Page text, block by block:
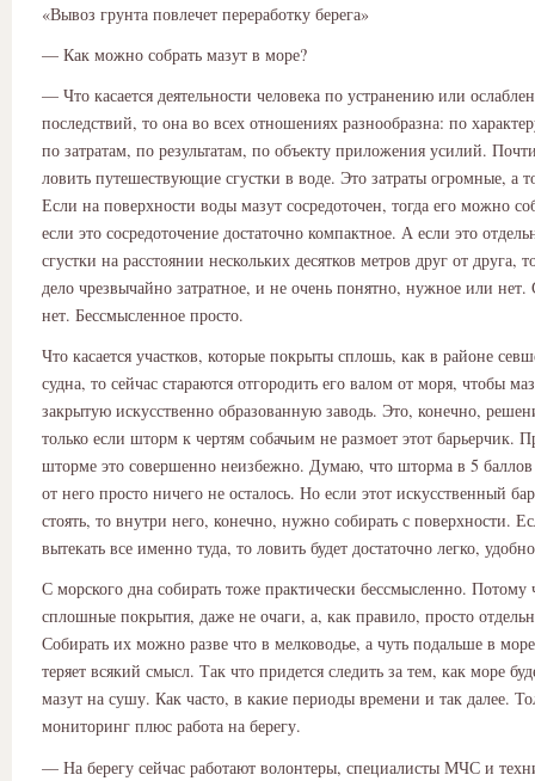
«Вывоз грунта повлечет переработку берега»
— Как можно собрать мазут в море?
— Что касается деятельности человека по устранению или
последствий, то она во всех отношениях разнообразна: по
по затратам, по результатам, по объекту приложения усилий.
ловить путешествующие сгустки в воде. Это затраты огромные, а
Если на поверхности воды мазут сосредоточен, тогда его можно
если это сосредоточение достаточно компактное. А если это
сгустки на расстоянии нескольких десятков метров друг от друга,
дело чрезвычайно затратное, и не очень понятно, нужное или нет.
нет. Бессмысленное просто.
Что касается участков, которые покрыты сплошь, как в районе
судна, то сейчас стараются отгородить его валом от моря, чтобы
закрытую искусственно образованную заводь. Это, конечно,
только если шторм к чертям собачьим не размоет этот барьерчик.
шторме это совершенно неизбежно. Думаю, что шторма в 5 баллов
от него просто ничего не осталось. Но если этот искусственный
стоять, то внутри него, конечно, нужно собирать с поверхности.
вытекать все именно туда, то ловить будет достаточно легко,
С морского дна собирать тоже практически бессмысленно. Потому
сплошные покрытия, даже не очаги, а, как правило, просто
Собирать их можно разве что в мелководье, а чуть подальше в
теряет всякий смысл. Так что придется следить за тем, как море
мазут на сушу. Как часто, в какие периоды времени и так далее.
мониторинг плюс работа на берегу.
— На берегу сейчас работают волонтеры, специалисты МЧС и